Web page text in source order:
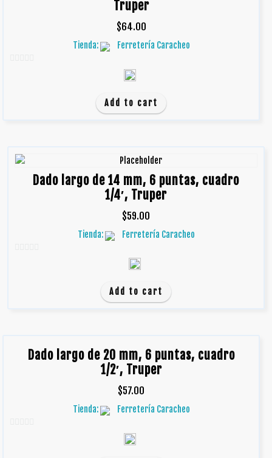
Truper
$64.00
Tienda: Ferretería Caracheo
Add to cart
Dado largo de 14 mm, 6 puntas, cuadro
1/4′, Truper
$59.00
Tienda: Ferretería Caracheo
Add to cart
Dado largo de 20 mm, 6 puntas, cuadro
1/2′, Truper
$57.00
Tienda: Ferretería Caracheo